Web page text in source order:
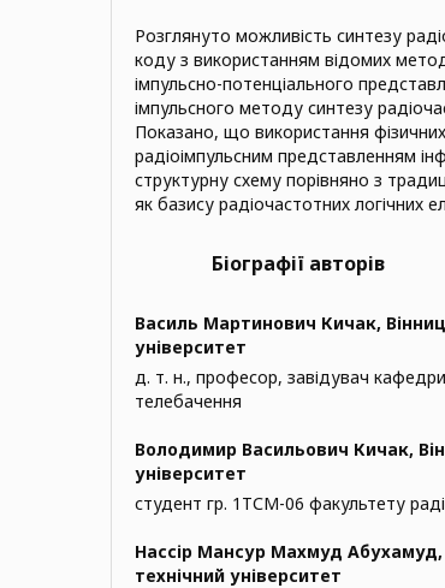
Розглянуто можливість синтезу
коду з використанням відомих
імпульсно-потенціального
імпульсного методу синтезу
Показано, що використання
радіоімпульсним представленням
структурну схему порівняно з
як базису радіочастотних логічних
Біографії авторів
Василь Мартинович Кичак,
університет
д. т. н., професор, завідувач
телебачення
Володимир Васильович Кичак,
університет
студент гр. 1ТСМ-06 факультету
Нассір Мансур Махмуд Абухамуд,
технічний університет